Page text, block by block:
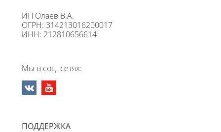
ИП Олаев В.А.
ОГРН: 314213016200017
ИНН: 212810656614
Мы в соц. сетях:
ПОДДЕРЖКА